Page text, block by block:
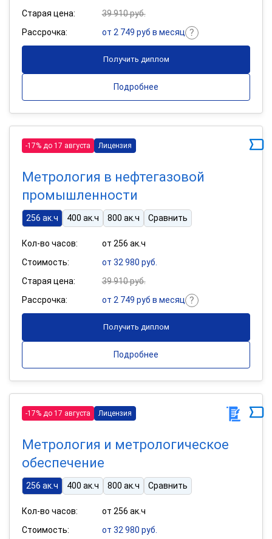
Старая цена:
39 910 руб.
Рассрочка:
от 2 749 руб в месяц
Получить диплом
Подробнее
-17% до 17 августа Лицензия
Метрология в нефтегазовой
промышленности
256 ак.ч 400 ак.ч 800 ак.ч Сравнить
Кол-во часов:
от 256 ак.ч
Стоимость:
от 32 980 руб.
Старая цена:
39 910 руб.
Рассрочка:
от 2 749 руб в месяц
Получить диплом
Подробнее
-17% до 17 августа Лицензия
Метрология и метрологическое
обеспечение
256 ак.ч 400 ак.ч 800 ак.ч Сравнить
Кол-во часов:
от 256 ак.ч
Стоимость:
от 32 980 руб.